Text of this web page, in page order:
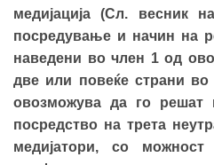
медијација (Сл. весник
посредување и начин на
наведени во член 1 од
две или повеќе страни
овозможува да го
посредство на трета
медијатори, со